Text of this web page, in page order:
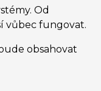
Od
vůbec fungovat.
obsahovat